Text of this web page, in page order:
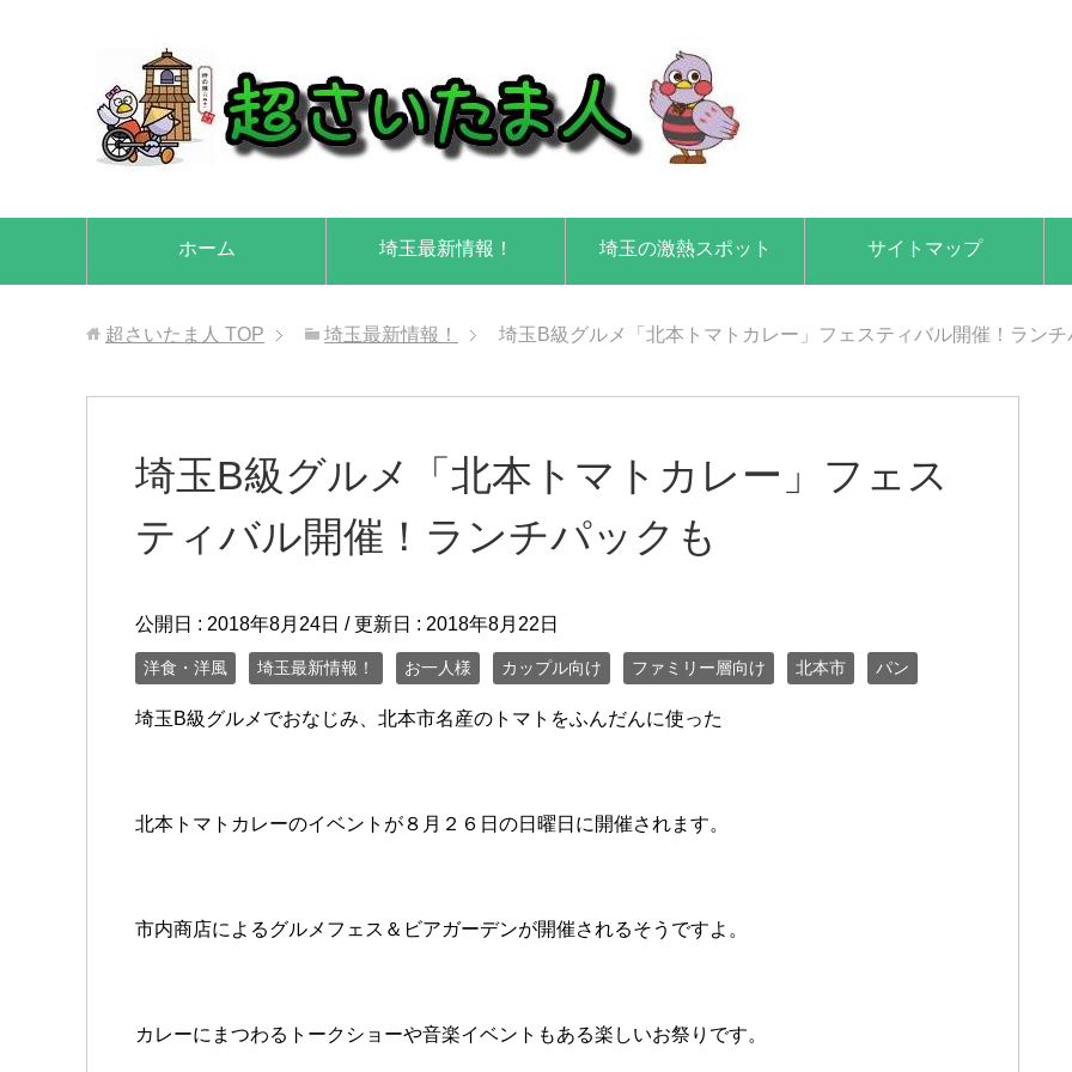
ホーム 埼玉最新情報！ 埼玉の激熱スポット サイトマップ
超さいたま人 TOP 埼玉最新情報！ 埼玉B級グルメ「北本トマトカレー」フェスティバル開催！ランチ
埼玉B級グルメ「北本トマトカレー」フェス
ティバル開催！ランチパックも
公開日 : 2018年8月24日 / 更新日 : 2018年8月22日
洋食・洋風 埼玉最新情報！ お一人様 カップル向け ファミリー層向け 北本市 パン
埼玉B級グルメでおなじみ、北本市名産のトマトをふんだんに使った
北本トマトカレーのイベントが８月２６日の日曜日に開催されます。
市内商店によるグルメフェス＆ビアガーデンが開催されるそうですよ。
カレーにまつわるトークショーや音楽イベントもある楽しいお祭りです。